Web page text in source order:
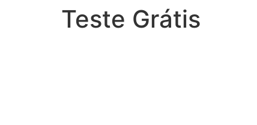
Teste Grátis